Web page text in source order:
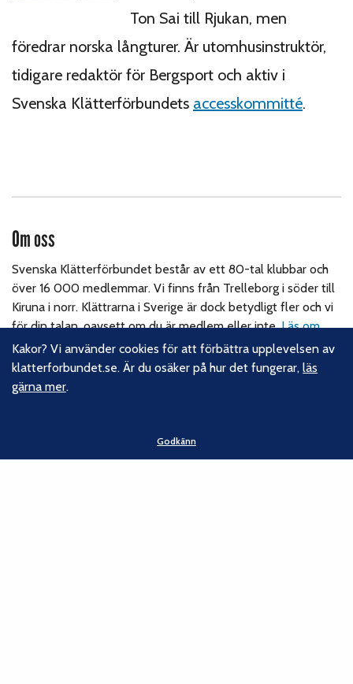
Ton Sai till Rjukan, men
föredrar norska långturer. Är utomhusinstruktör,
tidigare redaktör för Bergsport och aktiv i
Svenska Klätterförbundets accesskommitté.
Om oss
Svenska Klätterförbundet består av ett 80-tal klubbar och
över 16 000 medlemmar. Vi finns från Trelleborg i söder till
Kiruna i norr. Klättrarna i Sverige är dock betydligt fler och vi
för din talan, oavsett om du är medlem eller inte.Läs om
vårt hållbarhetsarbete.
Följ oss
Linkedin
Kakor? Vi använder cookies för att förbättra upplevelsen av
klatterforbundet.se. Är du osäker på hur det fungerar,läs
gärna mer.
Godkänn